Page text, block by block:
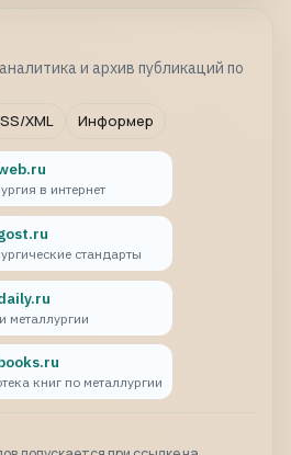
и архив публикаций по
XML Информер
в интернет
стандарты
металлургии
книг по металлургии